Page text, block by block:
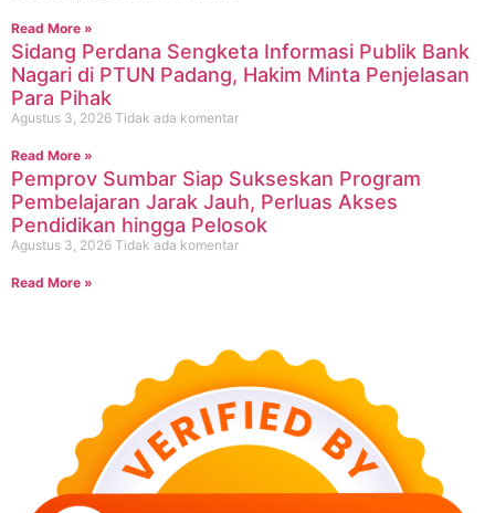
Read More »
Sidang Perdana Sengketa Informasi Publik Bank
Nagari di PTUN Padang, Hakim Minta Penjelasan
Para Pihak
Agustus 3, 2026 Tidak ada komentar
Read More »
Pemprov Sumbar Siap Sukseskan Program
Pembelajaran Jarak Jauh, Perluas Akses
Pendidikan hingga Pelosok
Agustus 3, 2026 Tidak ada komentar
Read More »